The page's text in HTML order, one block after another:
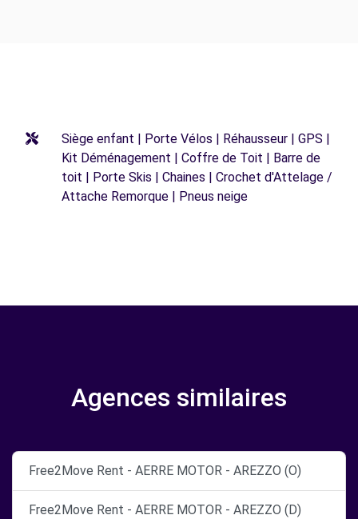
Siège enfant | Porte Vélos | Réhausseur | GPS |
Kit Déménagement | Coffre de Toit | Barre de
toit | Porte Skis | Chaines | Crochet d'Attelage /
Attache Remorque | Pneus neige
Agences similaires
Free2Move Rent - AERRE MOTOR - AREZZO (O)
Free2Move Rent - AERRE MOTOR - AREZZO (D)